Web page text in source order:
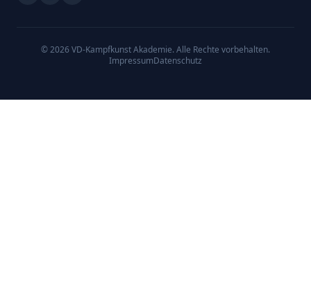
©2026 VD-Kampfkunst Akademie. Alle Rechte vorbehalten.
ImpressumDatenschutz